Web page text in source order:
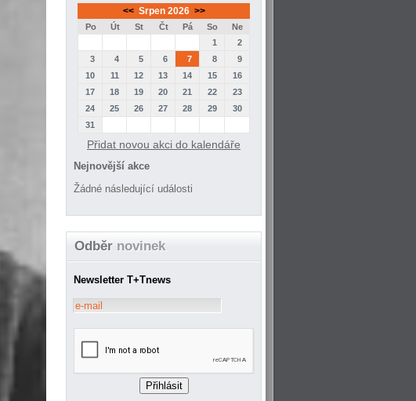
<< Srpen 2026 >>
Po Út St Čt Pá So
Ne
1
2
3
4 5 6 7 8
9
10
11 12 13 14 15
16
17
18 19 20 21 22
23
24
25 26 27 28 29
30
31
Přidat novou akci do kalendáře
Nejnovější akce
Žádné následující události
Odběr novinek
Newsletter T+Tnews